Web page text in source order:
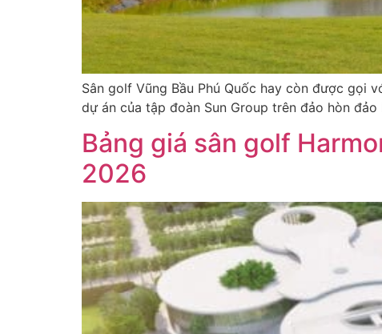
Sân golf Vũng Bầu Phú Quốc hay còn được gọi
dự án của tập đoàn Sun Group trên đảo hòn
Bảng giá sân golf
2026